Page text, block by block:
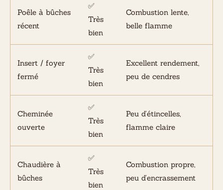
Poêle à bûches
récent
✅
Très
bien
Combustion lente,
belle flamme
Insert / foyer
fermé
✅
Très
bien
Excellent rendement,
peu de cendres
Cheminée
ouverte
✅
Très
bien
Peu d’étincelles,
flamme claire
Chaudière à
bûches
✅
Très
bien
Combustion propre,
peu d’encrassement